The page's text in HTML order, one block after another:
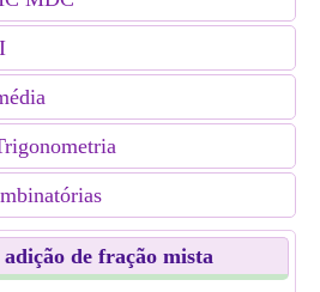
de fração mista